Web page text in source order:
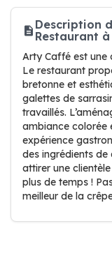
Description
Restaurant
Arty Caffé est une
Le restaurant
bretonne et
galettes de
travaillés.
ambiance colorée
expérience
des ingrédients
attirer une
plus de temps !
meilleur de la